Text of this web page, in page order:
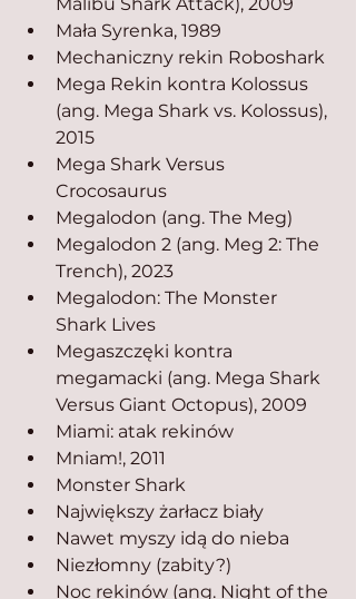
Mała Syrenka, 1989
Mechaniczny rekin Roboshark
Mega Rekin kontra Kolossus
(ang. Mega Shark vs. Kolossus),
2015
Mega Shark Versus
Crocosaurus
Megalodon (ang. The Meg)
Megalodon 2 (ang. Meg 2: The
Trench), 2023
Megalodon: The Monster
Shark Lives
Megaszczęki kontra
megamacki (ang. Mega Shark
Versus Giant Octopus), 2009
Miami: atak rekinów
Mniam!, 2011
Monster Shark
Największy żarłacz biały
Nawet myszy idą do nieba
Niezłomny (zabity?)
Noc rekinów (ang. Night of the